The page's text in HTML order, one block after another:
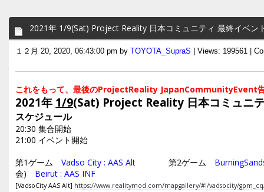
2021年 1/9(Sat) Project Reality 日本コミュニティ 最終イベ
１２月 20, 2020, 06:43:00 pm byTOYOTA_SupraS | Views: 199561 |
これをもって、最後のProjectReality JapanCommunityEvent
2021年 1/9(Sat) Project Reality 日本コミュニ
スケジュール
20:30 集合開始
21:00 イベント開始
第1ゲームVadso City : AAS Alt 第2ゲーム
会) Beirut : AAS INF
[VadsoCity AAS Alt] https://www.realitymod.com/mapgallery/#!/vadsocity/